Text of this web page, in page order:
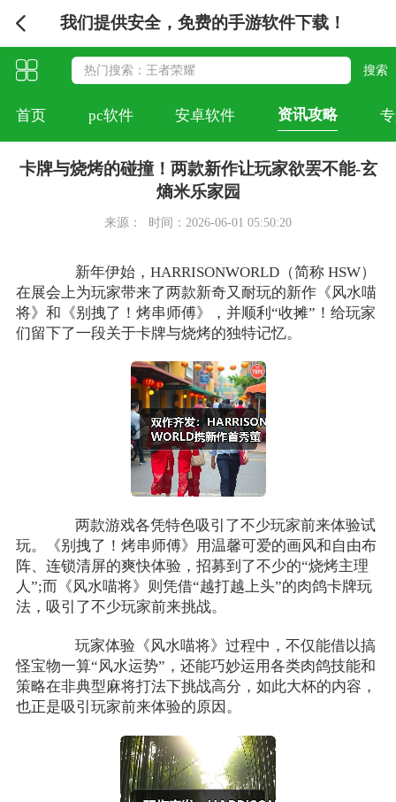
我们提供安全，免费的手游软件下载！
首页 pc软件 安卓软件 资讯攻略
卡牌与烧烤的碰撞！两款新作让玩家欲罢不能-玄
熵米乐家园
来源： 时间：2026-06-01 05:50:20
新年伊始，HARRISONWORLD（简称 HSW）
在展会上为玩家带来了两款新奇又耐玩的新作《风水喵
将》和《别拽了！烤串师傅》，并顺利“收摊”！给玩家
们留下了一段关于卡牌与烧烤的独特记忆。
两款游戏各凭特色吸引了不少玩家前来体验试
玩。《别拽了！烤串师傅》用温馨可爱的画风和自由布
阵、连锁清屏的爽快体验，招募到了不少的“烧烤主理
人”;而《风水喵将》则凭借“越打越上头”的肉鸽卡牌玩
法，吸引了不少玩家前来挑战。
玩家体验《风水喵将》过程中，不仅能借以搞
怪宝物一算“风水运势”，还能巧妙运用各类肉鸽技能和
策略在非典型麻将打法下挑战高分，如此大杯的内容，
也正是吸引玩家前来体验的原因。